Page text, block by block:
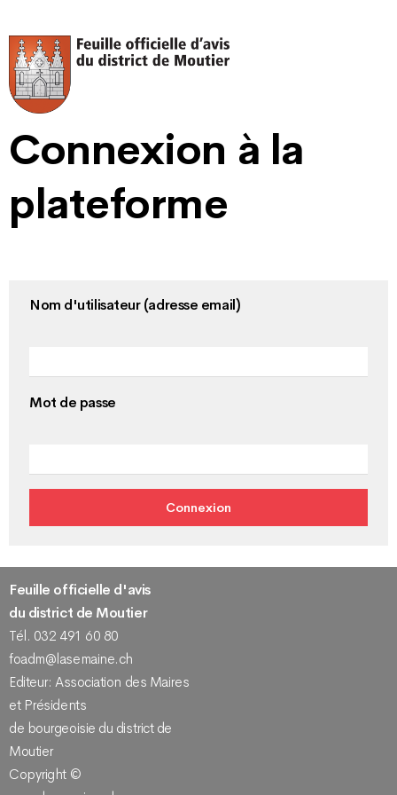
Connexion à la
plateforme
Nom d'utilisateur (adresse email)
Mot de passe
Feuille officielle d'avis
du district de Moutier
Tél. 032 491 60 80
foadm@lasemaine.ch
Editeur: Association des Maires
et Présidents
de bourgeoisie du district de
Moutier
Copyright ©